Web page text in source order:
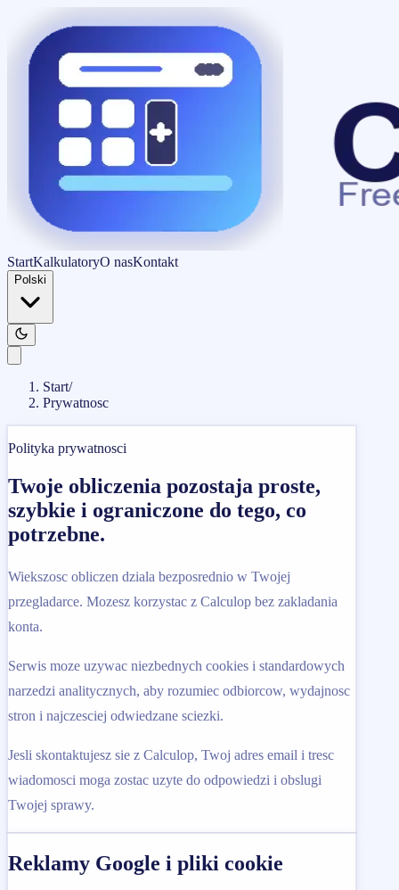
StartKalkulatoryO nasKontakt
Polski
Start/
Prywatnosc
Polityka prywatnosci
Twoje obliczenia pozostaja proste,
szybkie i ograniczone do tego, co
potrzebne.
Wiekszosc obliczen dziala bezposrednio w Twojej
przegladarce. Mozesz korzystac z Calculop bez zakladania
konta.
Serwis moze uzywac niezbednych cookies i standardowych
narzedzi analitycznych, aby rozumiec odbiorcow, wydajnosc
stron i najczesciej odwiedzane sciezki.
Jesli skontaktujesz sie z Calculop, Twoj adres email i tresc
wiadomosci moga zostac uzyte do odpowiedzi i obslugi
Twojej sprawy.
Reklamy Google i pliki cookie